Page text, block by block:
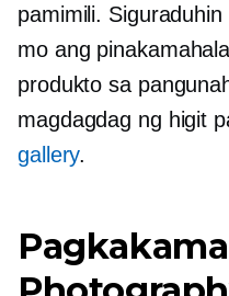
pamimili.
mo ang
produkto sa
magdagdag ng higit
gallery.